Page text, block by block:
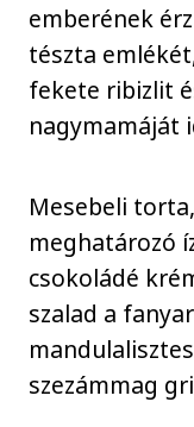
emberének
tészta
fekete ribizlit
nagymamáját
Mesebeli
meghatározó
csokoládé
szalad a
szezámmag